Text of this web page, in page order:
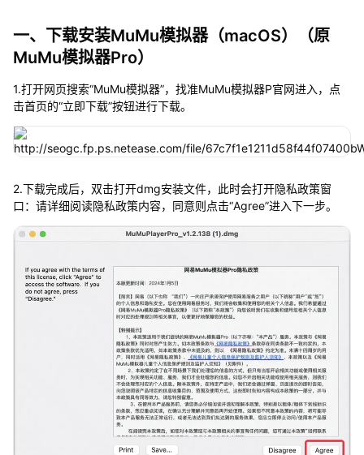
一、下载安装MuMu模拟器（macOS）（原
MuMu模拟器Pro）
1.打开网页搜索“MuMu模拟器”，找准MuMu模拟器P官网进入，点
击首页的“立即下载”按钮进行下载。
2.下载完成后，双击打开dmg安装文件，此时会打开隐私政策窗
口：请详细阅读隐私政策内容，同意则点击“Agree”进入下一步。